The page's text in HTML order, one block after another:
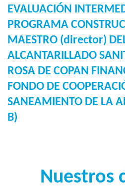
EVALUACIÓN
PROGRAMA
MAESTRO (director)
ALCANTARILLADO
ROSA DE COPAN
FONDO DE
SANEAMIENTO DE LA
B)
Nuestros